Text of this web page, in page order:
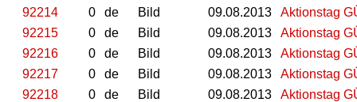
92214
0 de Bild 09.08.2013
Aktionstag
92215
0 de Bild 09.08.2013
Aktionstag
92216
0 de Bild 09.08.2013
Aktionstag
92217
0 de Bild 09.08.2013
Aktionstag
92218
0 de Bild 09.08.2013
Aktionstag